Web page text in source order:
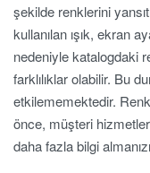
şekilde renklerini
kullanılan ışık, ekran
nedeniyle katalogdaki
farklılıklar olabilir. Bu
etkilememektedir.
önce, müşteri
daha fazla bilgi